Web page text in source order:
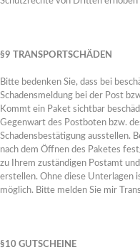
§9 TRANSPORTSCHÄDEN
Bitte bedenken Sie, dass bei
Schadensmeldung bei der Post
Kommt ein Paket sichtbar
Gegenwart des Postboten bzw.
Schadensbestätigung ausstellen.
nach dem Öffnen des Paketes
zu Ihrem zuständigen Postamt
erstellen. Ohne diese Unterlagen
möglich. Bitte melden Sie mir
§10 GUTSCHEINE